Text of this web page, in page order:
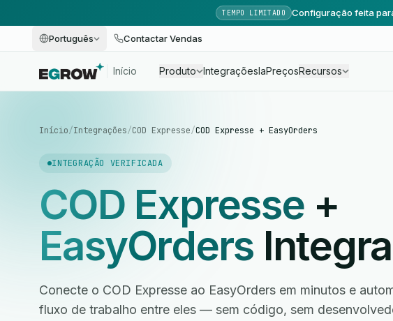
TEMPO LIMITADO Configuração feita
Português Contactar Vendas
Início Produto IntegraçõesIaPreçosRecursos
Início/Integrações/COD Expresse/COD Expresse + EasyOrders
INTEGRAÇÃO VERIFICADA
COD Expresse +
EasyOrders
Conecte o COD Expresse ao EasyOrders em minutos e
fluxo de trabalho entre eles — sem código, sem